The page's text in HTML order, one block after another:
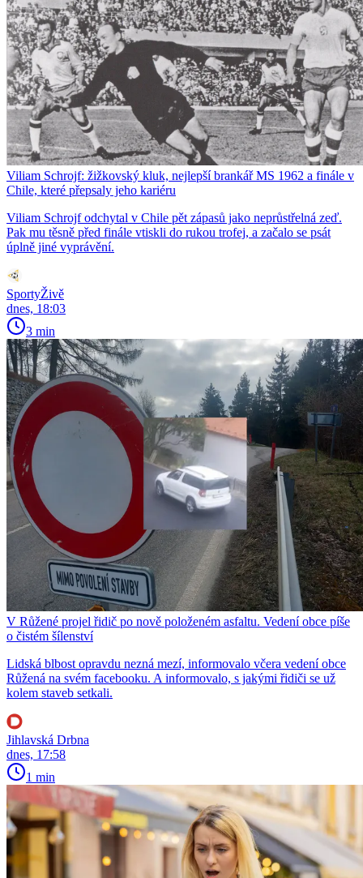
Viliam Schrojf: žižkovský kluk, nejlepší brankář MS 1962 a finále v
Chile, které přepsaly jeho kariéru
Viliam Schrojf odchytal v Chile pět zápasů jako neprůstřelná zeď.
Pak mu těsně před finále vtiskli do rukou trofej, a začalo se psát
úplně jiné vyprávění.
SportyŽivě
dnes, 18:03
3 min
V Růžené projel řidič po nově položeném asfaltu. Vedení obce píše
o čistém šílenství
Lidská blbost opravdu nezná mezí, informovalo včera vedení obce
Růžená na svém facebooku. A informovalo, s jakými řidiči se už
kolem staveb setkali.
Jihlavská Drbna
dnes, 17:58
1 min